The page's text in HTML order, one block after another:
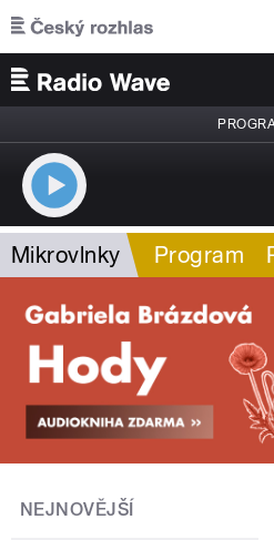
Přejít k hlavnímu obsahu
Mikrovlnky Program
NEJNOVĚJŠÍ